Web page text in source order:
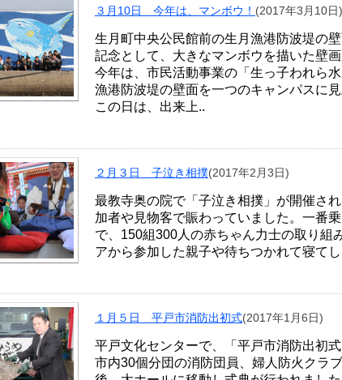
３月10日 今年は、マンボウ！ (2017年3月10日)
生月町中央公民館前の生月漁港防波堤の
記念として、大きなマンボウを描いた壁画
今年は、市民活動事業の「生っ子われら
漁港防波堤の壁面を一つのキャンパスに
この日は、出来上..
２月３日 子泣き相撲(2017年2月3日)
最教寺奥の院で「子泣き相撲」が開催さ
加者や見物客で賑わっていました。一番
で、150組300人の赤ちゃん力士の取り組
アから参加した親子や待ちつかれて寝て
１月５日 平戸市消防出初式(2017年1月6日)
平戸文化センターで、「平戸市消防出初式
市内30個分団の消防団員、婦人防火クラ